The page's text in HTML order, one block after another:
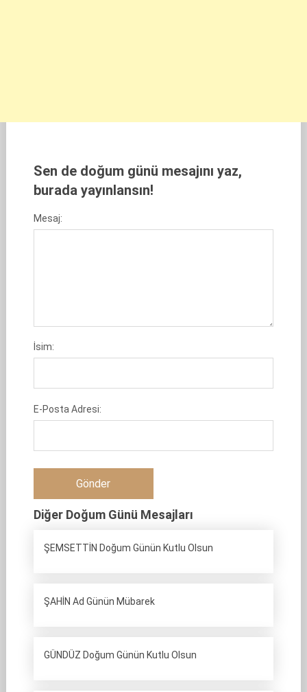
Sen de doğum günü mesajını yaz,
burada yayınlansın!
Mesaj:
İsim:
E-Posta Adresi:
Diğer Doğum Günü Mesajları
ŞEMSETTİN Doğum Günün Kutlu Olsun
ŞAHİN Ad Günün Mübarek
GÜNDÜZ Doğum Günün Kutlu Olsun